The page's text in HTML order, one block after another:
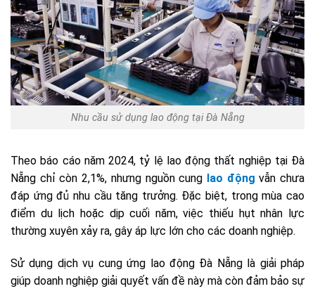
Nhu cầu sử dụng lao động tại Đà Nẵng
Theo báo cáo năm 2024, tỷ lệ lao động thất nghiệp tại Đà
Nẵng chỉ còn 2,1%, nhưng nguồn cung lao động vẫn chưa
đáp ứng đủ nhu cầu tăng trưởng. Đặc biệt, trong mùa cao
điểm du lịch hoặc dịp cuối năm, việc thiếu hụt nhân lực
thường xuyên xảy ra, gây áp lực lớn cho các doanh nghiệp.
Sử dụng dịch vụ cung ứng lao động Đà Nẵng là giải pháp
giúp doanh nghiệp giải quyết vấn đề này mà còn đảm bảo sự